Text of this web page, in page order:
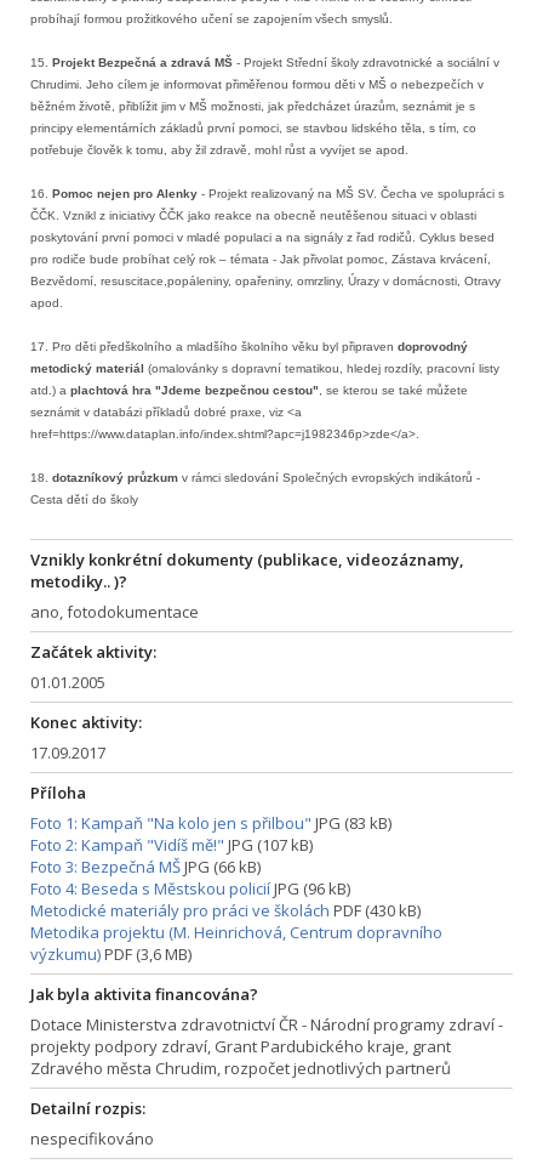
probíhají formou prožitkového učení se zapojením všech smyslů.
15. Projekt Bezpečná a zdravá MŠ - Projekt Střední školy zdravotnické a sociální v
Chrudimi. Jeho cílem je informovat přiměřenou formou děti v MŠ o nebezpečích v
běžném životě, přiblížit jim v MŠ možnosti, jak předcházet úrazům, seznámit je s
principy elementárních základů první pomoci, se stavbou lidského těla, s tím, co
potřebuje člověk k tomu, aby žil zdravě, mohl růst a vyvíjet se apod.
16. Pomoc nejen pro Alenky - Projekt realizovaný na MŠ SV. Čecha ve spolupráci s
ČČK. Vznikl z iniciativy ČČK jako reakce na obecně neutěšenou situaci v oblasti
poskytování první pomoci v mladé populaci a na signály z řad rodičů. Cyklus besed
pro rodiče bude probíhat celý rok – témata - Jak přivolat pomoc, Zástava krvácení,
Bezvědomí, resuscitace,popáleniny, opařeniny, omrzliny, Úrazy v domácnosti, Otravy
apod.
17. Pro děti předškolního a mladšího školního věku byl připraven doprovodný
metodický materiál (omalovánky s dopravní tematikou, hledej rozdíly, pracovní listy
atd.) a plachtová hra "Jdeme bezpečnou cestou" , se kterou se také můžete
seznámit v databázi příkladů dobré praxe, viz <a
href=https://www.dataplan.info/index.shtml?apc=j1982346p>zde</a>.
18. dotazníkový průzkum v rámci sledování Společných evropských indikátorů -
Cesta dětí do školy
Vznikly konkrétní dokumenty (publikace, videozáznamy,
metodiky.. )?
ano, fotodokumentace
Začátek aktivity:
01.01.2005
Konec aktivity:
17.09.2017
Příloha
Foto 1: Kampaň "Na kolo jen s přilbou" JPG (83 kB)
Foto 2: Kampaň "Vidíš mě!" JPG (107 kB)
Foto 3: Bezpečná MŠJPG (66 kB)
Foto 4: Beseda s Městskou policiíJPG (96 kB)
Metodické materiály pro práci ve školách PDF (430 kB)
Metodika projektu (M. Heinrichová, Centrum dopravního
výzkumu)PDF (3,6 MB)
Jak byla aktivita financována?
Dotace Ministerstva zdravotnictví ČR - Národní programy zdraví -
projekty podpory zdraví, Grant Pardubického kraje, grant
Zdravého města Chrudim, rozpočet jednotlivých partnerů
Detailní rozpis:
nespecifikováno